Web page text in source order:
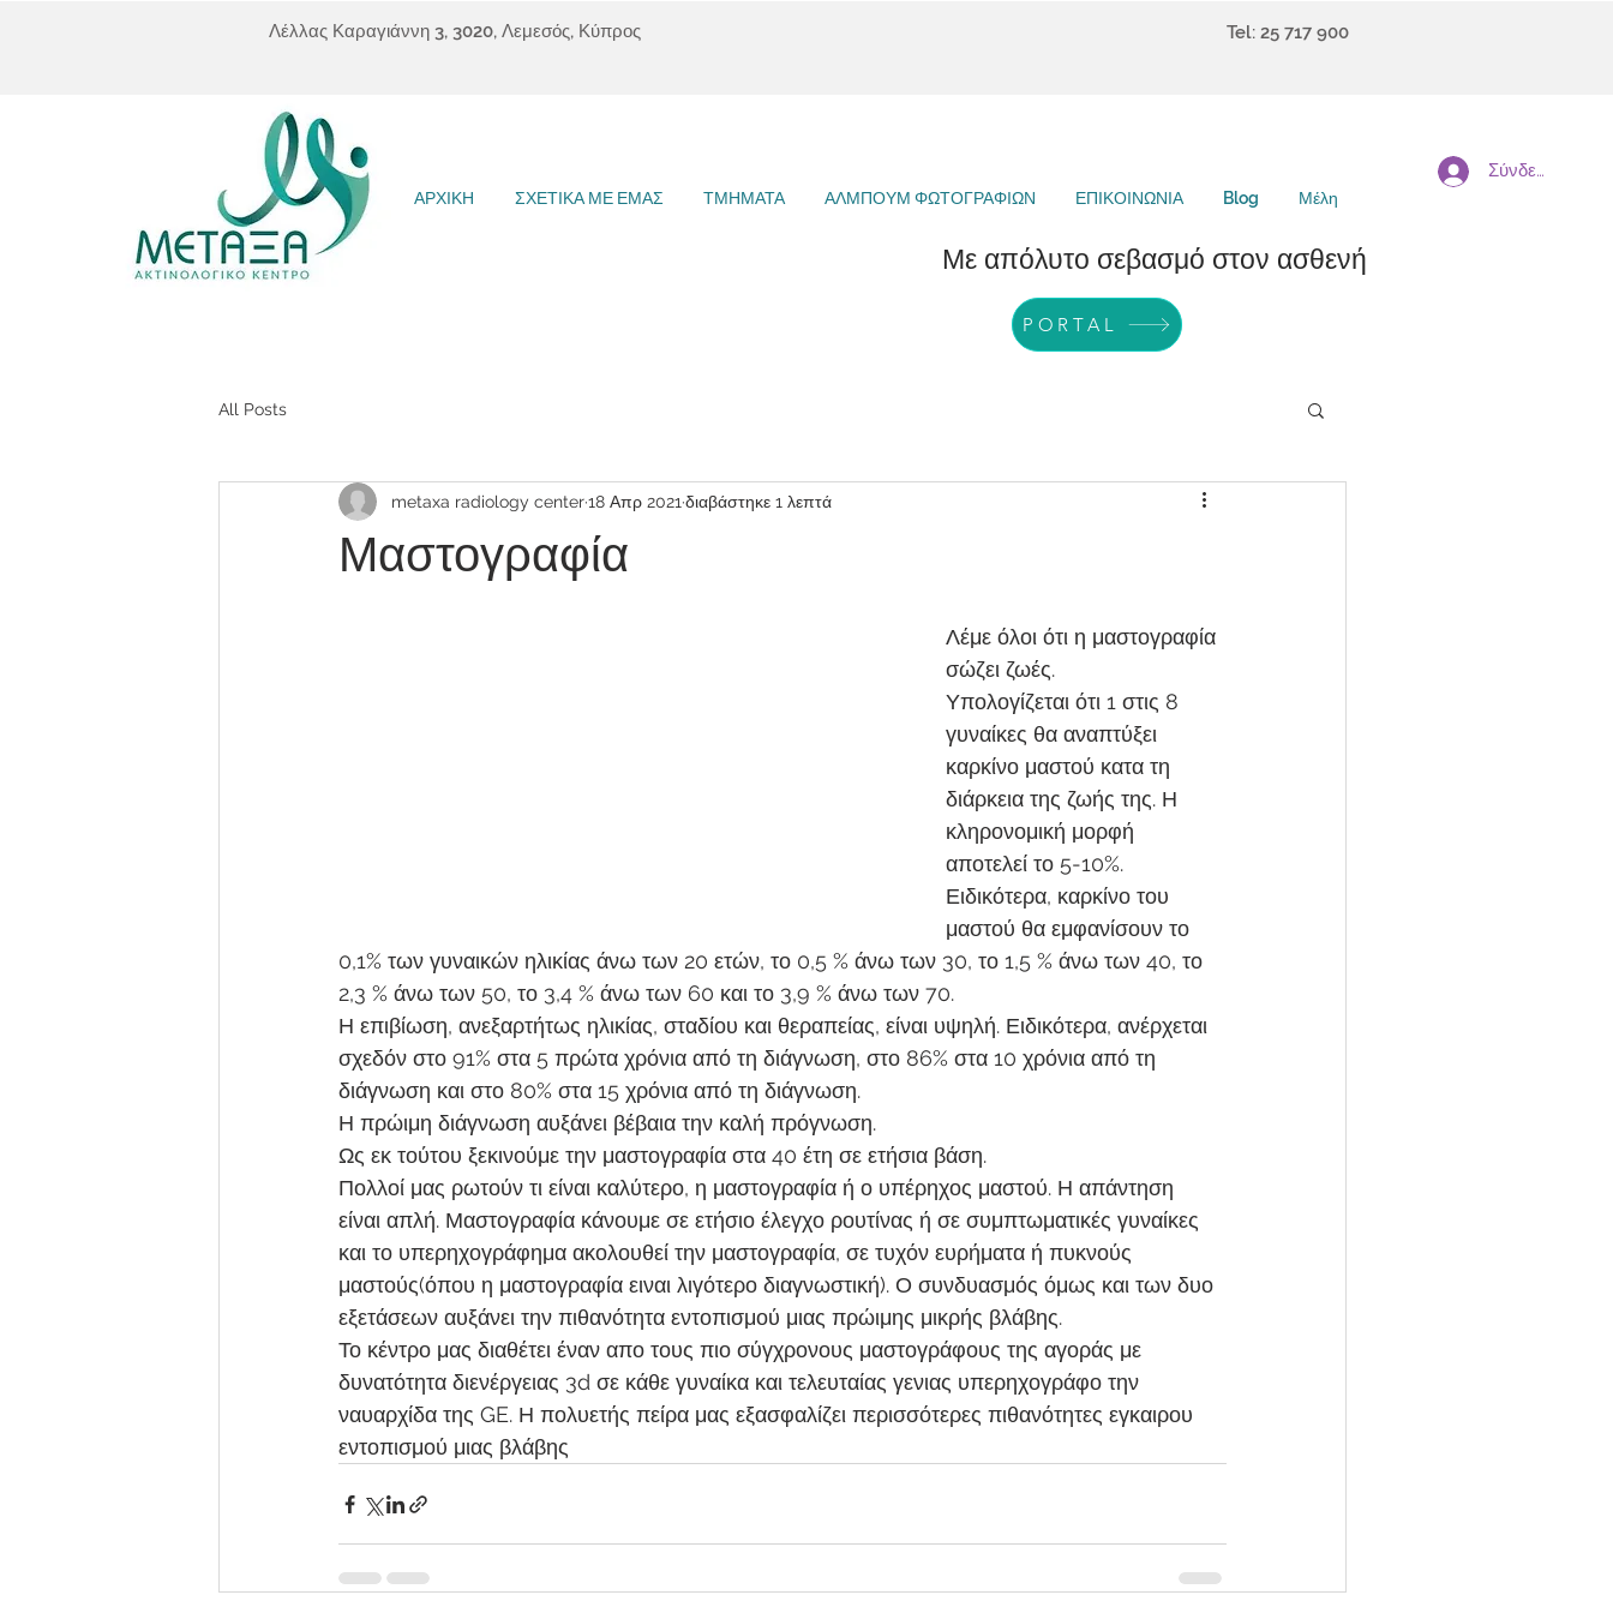
Λέλλας Καραγιάννη 3, 3020, Λεμεσός, Κύπρος Tel: 25 717 900
ΑΡΧΙΚΗ ΣΧΕΤΙΚΑ ΜΕ ΕΜΑΣ ΤΜΗΜΑΤΑ ΑΛΜΠΟΥΜ ΦΩΤΟΓΡΑΦΙΩΝ ΕΠΙΚΟΙΝΩΝΙΑ Blog Μέλη
Με απόλυτο σεβασμό στον ασθενή
PORTAL
Σύνδεση
All Posts
Μαστογραφία
metaxa radiology center18 Απρ 2021 διαβάστηκε 1 λεπτά
Λέμε όλοι ότι η μαστογραφία
σώζει ζωές.
Υπολογίζεται ότι 1 στις 8
γυναίκες θα αναπτύξει
καρκίνο μαστού κατα τη
διάρκεια της ζωής της. Η
κληρονομική μορφή
αποτελεί το 5-10%.
Ειδικότερα, καρκίνο του
μαστού θα εμφανίσουν το
0,1% των γυναικών ηλικίας άνω των 20 ετών, το 0,5 % άνω των 30, το 1,5 % άνω των 40, το
2,3 % άνω των 50, το 3,4 % άνω των 60 και το 3,9 % άνω των 70.
Η επιβίωση, ανεξαρτήτως ηλικίας, σταδίου και θεραπείας, είναι υψηλή. Ειδικότερα, ανέρχεται
σχεδόν στο 91% στα 5 πρώτα χρόνια από τη διάγνωση, στο 86% στα 10 χρόνια από τη
διάγνωση και στο 80% στα 15 χρόνια από τη διάγνωση.
Η πρώιμη διάγνωση αυξάνει βέβαια την καλή πρόγνωση.
Ως εκ τούτου ξεκινούμε την μαστογραφία στα 40 έτη σε ετήσια βάση.
Πολλοί μας ρωτούν τι είναι καλύτερο, η μαστογραφία ή ο υπέρηχος μαστού. Η απάντηση
είναι απλή. Μαστογραφία κάνουμε σε ετήσιο έλεγχο ρουτίνας ή σε συμπτωματικές γυναίκες
και το υπερηχογράφημα ακολουθεί την μαστογραφία, σε τυχόν ευρήματα ή πυκνούς
μαστούς(όπου η μαστογραφία ειναι λιγότερο διαγνωστική). Ο συνδυασμός όμως και των δυο
εξετάσεων αυξάνει την πιθανότητα εντοπισμού μιας πρώιμης μικρής βλάβης.
Το κέντρο μας διαθέτει έναν απο τους πιο σύγχρονους μαστογράφους της αγοράς με
δυνατότητα διενέργειας 3d σε κάθε γυναίκα και τελευταίας γενιας υπερηχογράφο την
ναυαρχίδα της GE. Η πολυετής πείρα μας εξασφαλίζει περισσότερες πιθανότητες εγκαιρου
εντοπισμού μιας βλάβης